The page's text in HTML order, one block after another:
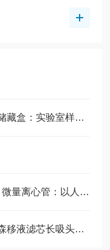
WATSON沃森蓝色抗冲击强冷冻储藏盒：实验室样本管理的可靠之选
玉科现货Watson沃森 131-7155C 微量离心管：以人为核心的实验室耗材精工
精密实验的隐形护盾：Watson沃森移液滤芯长吸头技术全解析